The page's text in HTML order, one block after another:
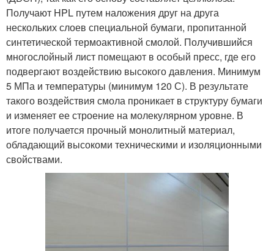
Получают HPL путем наложения друг на друга
нескольких слоев специальной бумаги, пропитанной
синтетической термоактивной смолой. Получившийся
многослойный лист помещают в особый пресс, где его
подвергают воздействию высокого давления. Минимум
5 МПа и температуры (минимум 120 С). В результате
такого воздействия смола проникает в структуру бумаги
и изменяет ее строение на молекулярном уровне. В
итоге получается прочный монолитный материал,
обладающий высокоми техническими и изоляционными
свойствами.